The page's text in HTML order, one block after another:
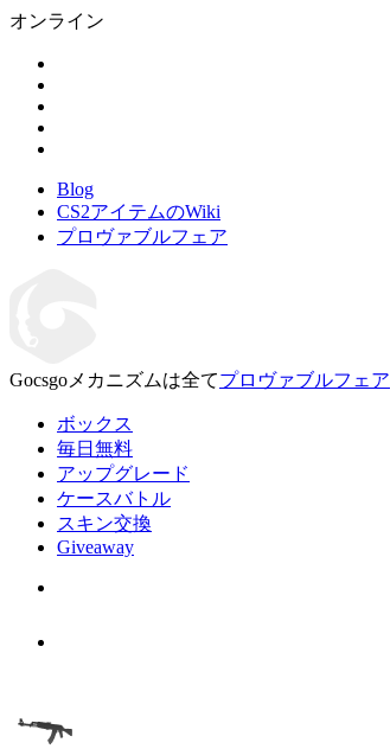
オンライン
Blog
CS2アイテムのWiki
プロヴァブルフェア
Gocsgoメカニズムは全てプロヴァブルフェア
ボックス
毎日無料
アップグレード
ケースバトル
スキン交換
Giveaway